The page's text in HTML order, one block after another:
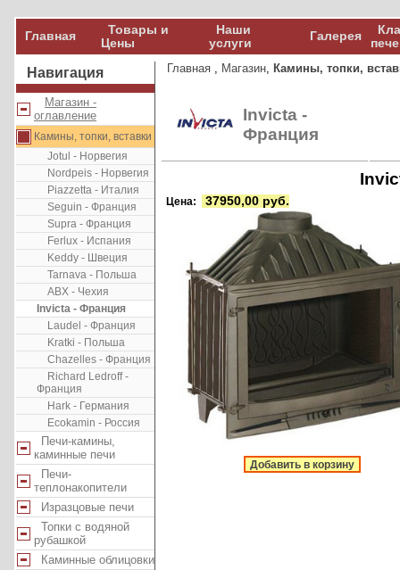
Главная
Товары и
Цены
Наши
услуги
Галерея
Навигация
Магазин -
оглавление
Камины, топки, вставки
Jotul - Норвегия
Nordpeis - Норвегия
Piazzetta - Италия
Seguin - Франция
Supra - Франция
Ferlux - Испания
Keddy - Швеция
Tarnava - Польша
ABX - Чехия
Invicta - Франция
Laudel - Франция
Kratki - Польша
Chazelles - Франция
Richard Ledroff -
Франция
Hark - Германия
Ecokamin - Россия
Печи-камины,
каминные печи
Печи-
теплонакопители
Изразцовые печи
Топки с водяной
рубашкой
Каминные облицовки
Главная , Магазин, Камины, топки,
Invicta -
Франция
Цена: 37950,00 руб.
Добавить в корзину